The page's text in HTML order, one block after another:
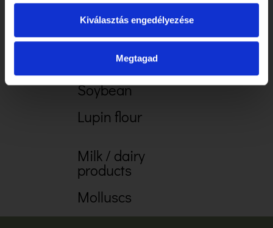
Kiválasztás engedélyezése
Megtagad
Peanuts
Soybean
Lupin flour
Milk / dairy
products
Molluscs